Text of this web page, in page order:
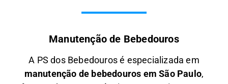
Manutenção de Bebedouros
A PS dos Bebedouros é especializada em
manutenção de bebedouros em São Paulo,